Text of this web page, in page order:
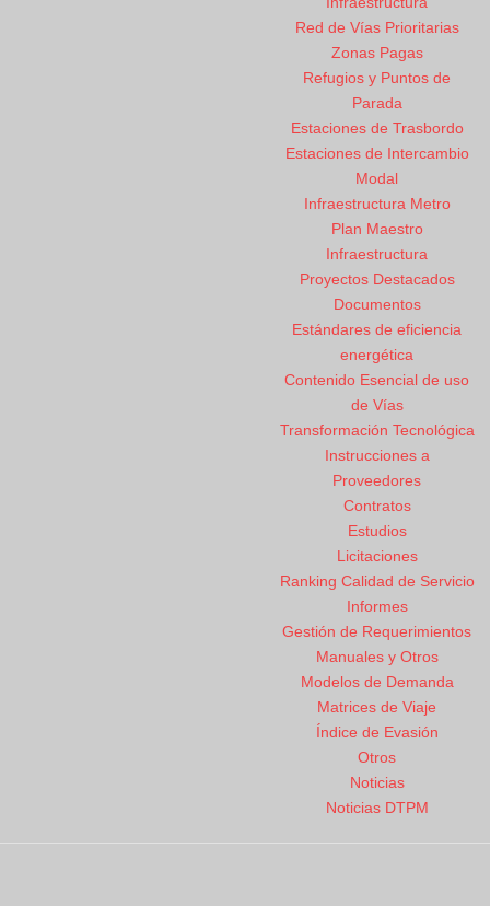
Red de Vías Prioritarias
Zonas Pagas
Refugios y Puntos de
Parada
Estaciones de Trasbordo
Estaciones de Intercambio
Modal
Infraestructura Metro
Plan Maestro
Infraestructura
Proyectos Destacados
Documentos
Estándares de eficiencia
energética
Contenido Esencial de uso
de Vías
Transformación Tecnológica
Instrucciones a
Proveedores
Contratos
Estudios
Licitaciones
Ranking Calidad de Servicio
Informes
Gestión de Requerimientos
Manuales y Otros
Modelos de Demanda
Matrices de Viaje
Índice de Evasión
Otros
Noticias
Noticias DTPM